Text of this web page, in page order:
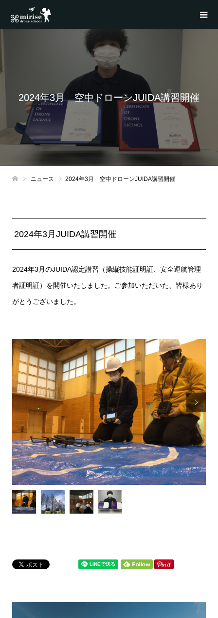
2024年3月 空中ドローンJUIDA講習開催
ニュース 2024年3月 空中ドローンJUIDA講習開催
2024年3月JUIDA講習開催
2024年3月のJUIDA認定講習（操縦技能証明証、安全運航管理
者証明証）を開催いたしました。ご参加いただいた、皆様あり
がとうございました。
